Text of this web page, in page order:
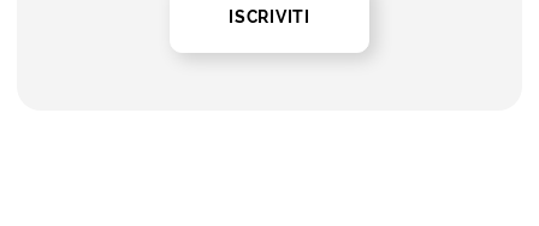
ISCRIVITI